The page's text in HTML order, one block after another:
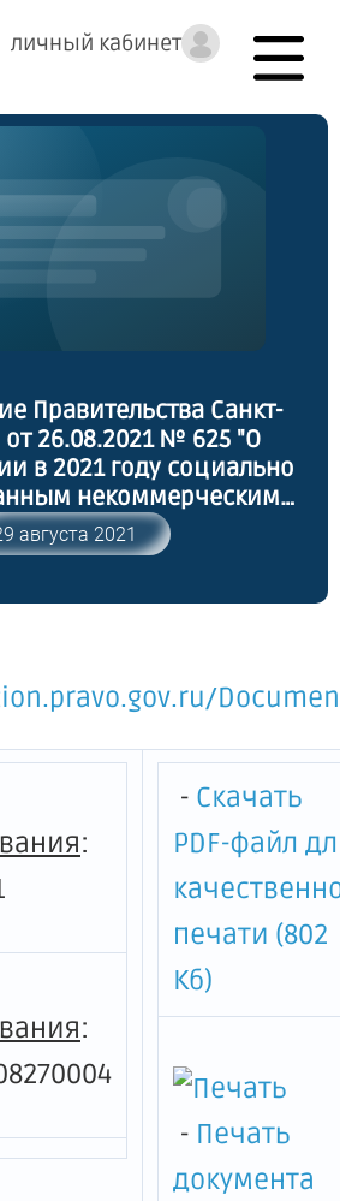
личный кабинет
Правительства Санкт-
от 26.08.2021 № 625 "О
в 2021 году социально
некоммерческим
в виде грантов
в целях возмещения
и о внесении
№321"
августа 2021
:
:
- Скачать
PDF-файл
печати (802
Кб)
- Печать
документа